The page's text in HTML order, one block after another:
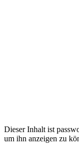
Dieser Inhalt ist
um ihn anzeigen zu